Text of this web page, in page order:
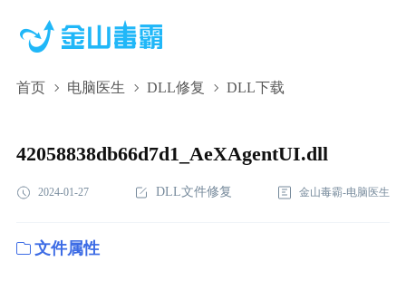
首页 电脑医生 DLL修复 DLL下载
42058838db66d7d1_AeXAgentUI.dll
2024-01-27 DLL文件修复 金山毒霸-电脑医生
文件属性